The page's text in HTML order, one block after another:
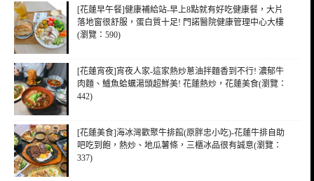
[花蓮早午餐]健康補給站-早上8點就有好吃健康餐，大片
落地窗很舒服，蛋白質十足! 門諾醫院健康管理中心大樓
(瀏覽：590)
[花蓮宵夜]宵夜人家-這家熱炒蔥油拌麵香到不行! 濃郁牛
肉麵、鱸魚蛤蠣湯頭超鮮美! 花蓮熱炒，花蓮美食(瀏覽：
442)
[花蓮美食]海冰灣歡聚牛排館(原胖忠小吃)-花蓮牛排自助
吧吃到飽，熱炒、地瓜薯條，三櫃冰品很有誠意(瀏覽：
337)